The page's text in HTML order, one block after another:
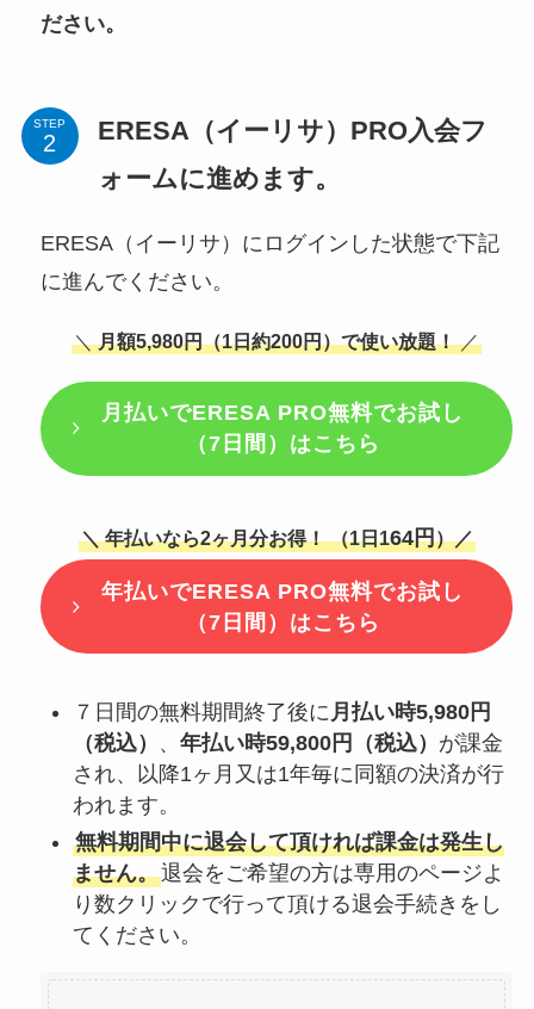
ださい。
STEP
ERESA（イーリサ）PRO入会フ
ォームに進めます。
ERESA（イーリサ）にログインした状態で下記
に進んでください。
＼月額5,980円（1日約200円）で使い放題！／
月払いでERESA PRO無料でお試し
（7日間）はこちら
＼ 年払いなら2ヶ月分お得！ （1日164円）／
年払いでERESA PRO無料でお試し
（7日間）はこちら
７日間の無料期間終了後に月払い時5,980円
（税込）
、 年払い時59,800円（税込） が課金
され、以降1ヶ月又は1年毎に同額の決済が行
われます。
無料期間中に退会して頂ければ課金は発生し
ません。退会をご希望の方は専用のページよ
り数クリックで行って頂ける退会手続きをし
てください。